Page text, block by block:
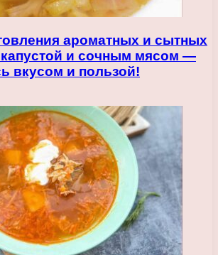
ароматных и сытных
и сочным мясом —
вкусом и пользой!